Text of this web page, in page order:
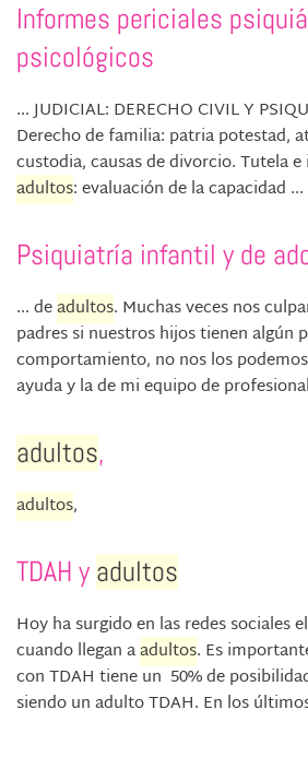
Informes periciales
psicológicos
... JUDICIAL: DERECHO CIVIL Y
Derecho de familia: patria potestad,
custodia, causas de divorcio. Tutela
adultos: evaluación de la capacidad ...
Psiquiatría infantil y de
... deadultos. Muchas veces nos
padres si nuestros hijos tienen algún
comportamiento, no nos los
ayuda y la de mi equipo de
adultos,
adultos,
TDAH y adultos
Hoy ha surgido en las redes sociales
cuando llegan aadultos. Es
con TDAH tiene un 50% de
siendo un adulto TDAH. En los